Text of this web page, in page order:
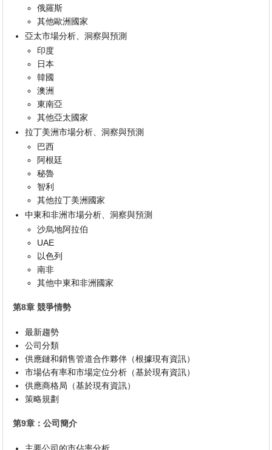
俄羅斯
其他歐洲國家
亞太市場分析、洞察與預測
印度
日本
韓國
澳洲
東南亞
其他亞太國家
拉丁美洲市場分析、洞察與預測
巴西
阿根廷
秘魯
智利
其他拉丁美洲國家
中東和非洲市場分析、洞察與預測
沙烏地阿拉伯
UAE
以色列
南非
其他中東和非洲國家
第8章 競爭情勢
最新趨勢
公司分類
供應鏈和銷售管道合作夥伴（根據現有資訊）
市場佔有率和市場定位分析（基於現有資訊）
供應商格局（基於現有資訊）
策略規劃
第9章：公司簡介